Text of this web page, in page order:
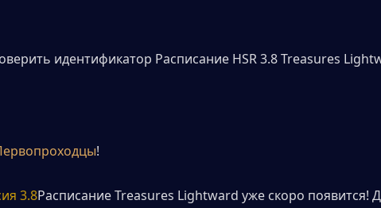
!
3.8Расписание Treasures Lightward уже скоро появится!